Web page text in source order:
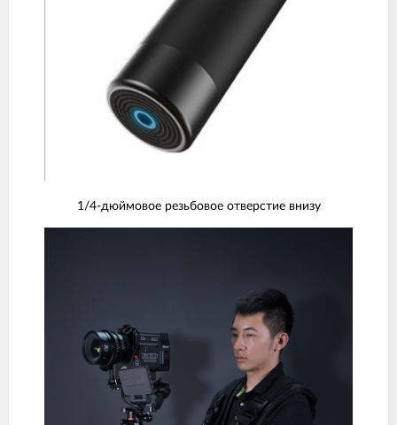
1/4-дюймовое резьбовое отверстие внизу